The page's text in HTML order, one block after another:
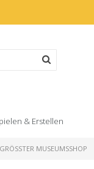
& Erstellen
GRÖSSTER MUSEUMSSHOP